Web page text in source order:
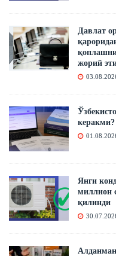
Давлат
жорий
керакми?
Янги
миллион
қилинди